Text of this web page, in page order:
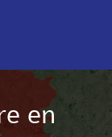
en